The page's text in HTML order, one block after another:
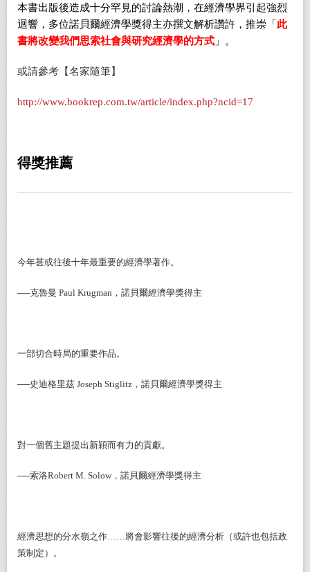
本書出版後造成十分罕見的討論熱潮，在經濟學界引起強烈
迴響，多位諾貝爾經濟學獎得主亦撰文解析讚許，推崇「 此
書將改變我們思索社會與研究經濟學的方式 」。
或請參考【名家隨筆】
http://www.bookrep.com.tw/article/index.php?ncid=17
得獎推薦
今年甚或往後十年最重要的經濟學著作。
──克魯曼 Paul Krugman，諾貝爾經濟學獎得主
一部切合時局的重要作品。
──史迪格里茲 Joseph Stiglitz，諾貝爾經濟學獎得主
對一個舊主題提出新穎而有力的貢獻。
──索洛Robert M. Solow，諾貝爾經濟學獎得主
經濟思想的分水嶺之作……將會影響往後的經濟分析（或許也包括政
策制定）。